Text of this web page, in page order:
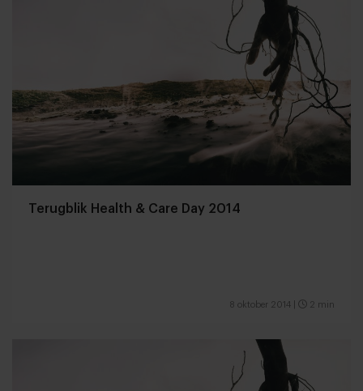
Terugblik Health & Care Day 2014
8 oktober 2014 2 min